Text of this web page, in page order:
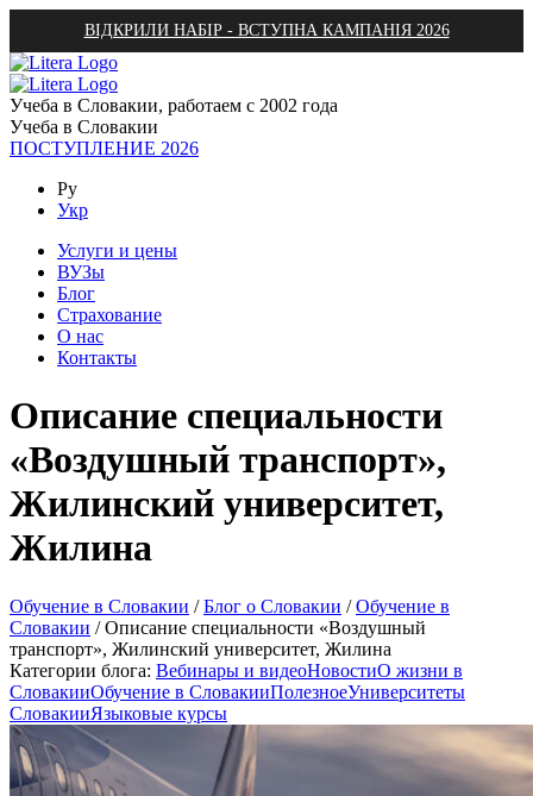
ВІДКРИЛИ НАБІР - ВСТУПНА КАМПАНІЯ 2026
Учеба в Словакии, работаем с 2002 года
Учеба в Словакии
ПОСТУПЛЕНИЕ 2026
Ру
Укр
Услуги и цены
ВУЗы
Блог
Страхование
О нас
Контакты
Описание специальности
«Воздушный транспорт»,
Жилинский университет,
Жилина
Обучение в Словакии /Блог о Словакии /Обучение в
Словакии /Описание специальности «Воздушный
транспорт», Жилинский университет, Жилина
Категории блога: Вебинары и видеоНовостиО жизни в
СловакииОбучение в СловакииПолезноеУниверситеты
СловакииЯзыковые курсы